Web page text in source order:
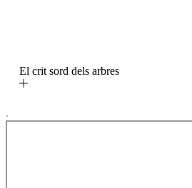
El crit sord dels arbres